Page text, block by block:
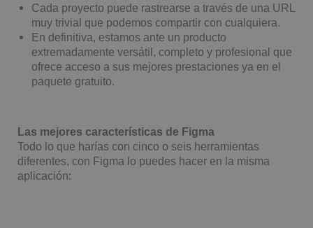
Cada proyecto puede rastrearse a través de una URL
muy trivial que podemos compartir con cualquiera.
En definitiva, estamos ante un producto
extremadamente versátil, completo y profesional que
ofrece acceso a sus mejores prestaciones ya en el
paquete gratuito.
Las mejores características de Figma
Todo lo que harías con cinco o seis herramientas
diferentes, con Figma lo puedes hacer en la misma
aplicación: